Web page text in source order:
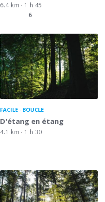
6.4 km
1 h 45
6
FACILE BOUCLE
D'étang en étang
4.1 km 1 h 30